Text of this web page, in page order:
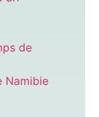
de
Namibie